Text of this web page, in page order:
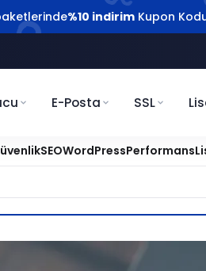
%10 indirim Kupon
E-Posta SSL
SEOWordPressPerformans